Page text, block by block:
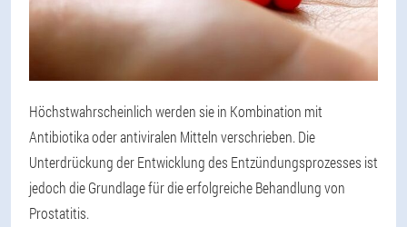
Höchstwahrscheinlich werden sie in Kombination mit
Antibiotika oder antiviralen Mitteln verschrieben. Die
Unterdrückung der Entwicklung des Entzündungsprozesses ist
jedoch die Grundlage für die erfolgreiche Behandlung von
Prostatitis.